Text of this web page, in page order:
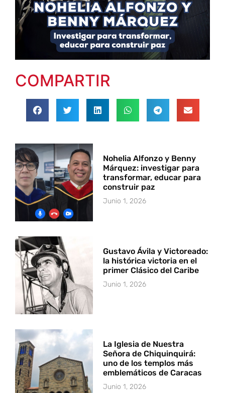
COMPARTIR
Nohelia Alfonzo y Benny
Márquez: investigar para
transformar, educar para
construir paz
Junio 1, 2026
Gustavo Ávila y Victoreado:
la histórica victoria en el
primer Clásico del Caribe
Junio 1, 2026
La Iglesia de Nuestra
Señora de Chiquinquirá:
uno de los templos más
emblemáticos de Caracas
Junio 1, 2026